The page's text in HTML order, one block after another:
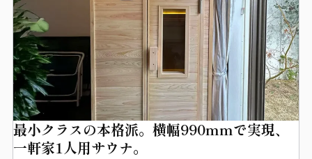
最小クラスの本格派。横幅990mmで実現、
一軒家1人用サウナ。